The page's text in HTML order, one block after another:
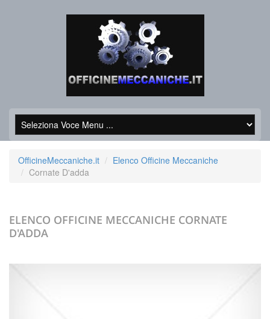
OfficineMeccaniche.it
Elenco Officine Meccaniche
Cornate D'adda
ELENCO OFFICINE MECCANICHE CORNATE
D'ADDA